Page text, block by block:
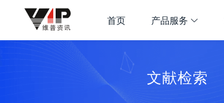
首页 产品服务
文献检索